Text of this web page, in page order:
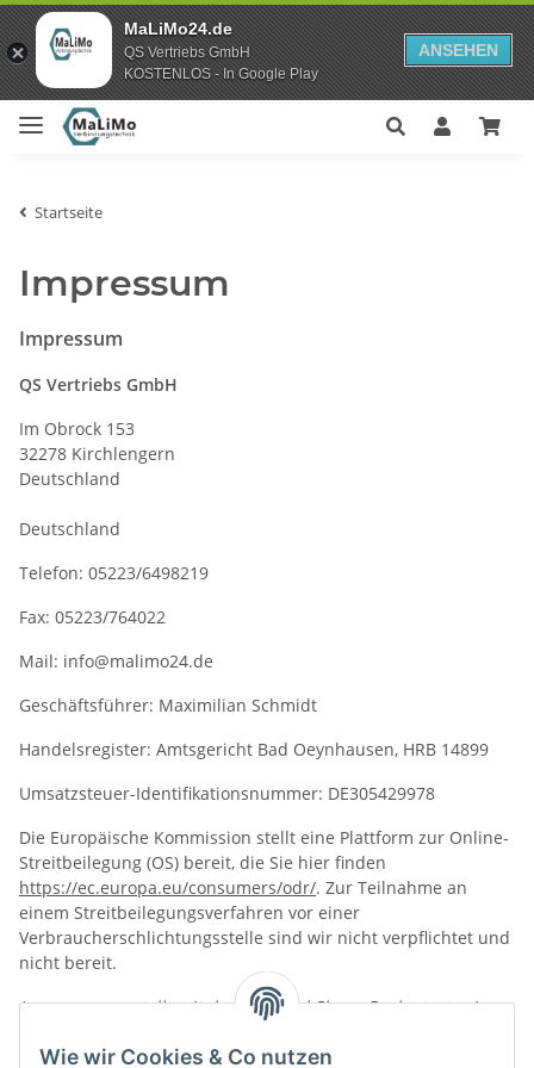
MaLiMo24.de
QS Vertriebs GmbH
KOSTENLOS - In Google Play
ANSEHEN
Startseite
Impressum
Impressum
QS Vertriebs GmbH
Im Obrock 153
32278 Kirchlengern
Deutschland
Deutschland
Telefon: 05223/6498219
Fax: 05223/764022
Mail: info@malimo24.de
Geschäftsführer: Maximilian Schmidt
Handelsregister: Amtsgericht Bad Oeynhausen, HRB 14899
Umsatzsteuer-Identifikationsnummer: DE305429978
Die Europäische Kommission stellt eine Plattform zur Online-
Streitbeilegung (OS) bereit, die Sie hier finden
https://ec.europa.eu/consumers/odr/. Zur Teilnahme an
einem Streitbeilegungsverfahren vor einer
Verbraucherschlichtungsstelle sind wir nicht verpflichtet und
nicht bereit.
Impressumerstellt mit dem Trusted ShopsRechtstexter in
Wie wir Cookies & Co nutzen